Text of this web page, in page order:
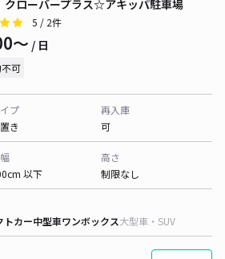
クローバープラス☆アキッパ駐車場
5 / 2件
〜 / 日
可
プ
き
再入庫
可
以下
高さ
制限なし
トカー中型車ワンボックス大型車・SUV